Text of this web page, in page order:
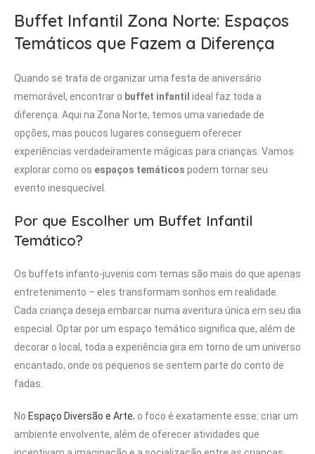
Buffet Infantil Zona Norte: Espaços
Temáticos que Fazem a Diferença
Quando se trata de organizar uma festa de aniversário
memorável, encontrar o buffet infantil ideal faz toda a
diferença. Aqui na Zona Norte, temos uma variedade de
opções, mas poucos lugares conseguem oferecer
experiências verdadeiramente mágicas para crianças. Vamos
explorar como os espaços temáticos podem tornar seu
evento inesquecível.
Por que Escolher um Buffet Infantil
Temático?
Os buffets infanto-juvenis com temas são mais do que apenas
entretenimento – eles transformam sonhos em realidade.
Cada criança deseja embarcar numa aventura única em seu dia
especial. Optar por um espaço temático significa que, além de
decorar o local, toda a experiência gira em torno de um universo
encantado, onde os pequenos se sentem parte do conto de
fadas.
No Espaço Diversão e Arte, o foco é exatamente esse: criar um
ambiente envolvente, além de oferecer atividades que